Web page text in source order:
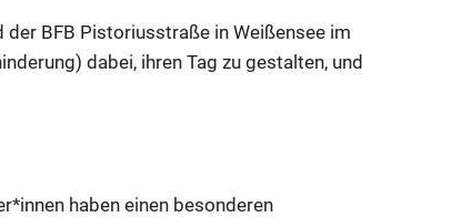
BFB Pistoriusstraße in Weißensee im
dabei, ihren Tag zu gestalten, und
haben einen besonderen